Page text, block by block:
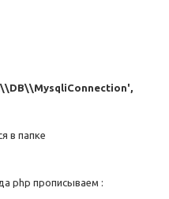
в папке
php прописываем :